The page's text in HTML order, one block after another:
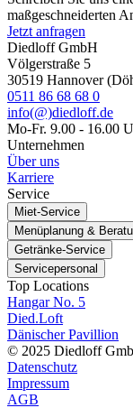
maßgeschneiderten
Jetzt anfragen
Diedloff GmbH
Völgerstraße 5
30519 Hannover
0511 86 68 68 0
info(@)diedloff.de
Mo-Fr. 9.00 - 16.00
Unternehmen
Über uns
Karriere
Service
Miet-Service
Menüplanung &
Getränke-Service
Servicepersonal
Top Locations
Hangar No. 5
Died.Loft
Dänischer Pavillion
© 2025 Diedloff
Datenschutz
Impressum
AGB